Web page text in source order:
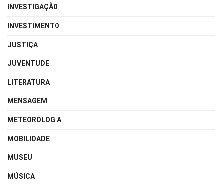
INVESTIGAÇÃO
INVESTIMENTO
JUSTIÇA
JUVENTUDE
LITERATURA
MENSAGEM
METEOROLOGIA
MOBILIDADE
MUSEU
MÚSICA